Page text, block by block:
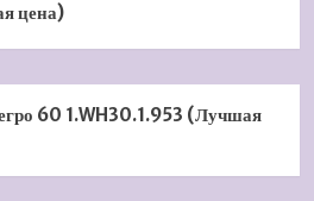
цена)
60 1.WH30.1.953 (Лучшая